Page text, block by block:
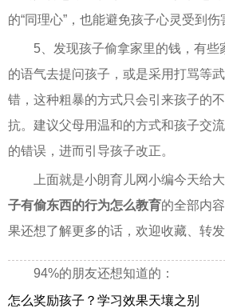
的“同理心”，也能避免孩子心灵受到伤
5、发现孩子偷拿家里的钱，有些
的语气去提问孩子，或是采用打骂等
错，这种粗暴的方式只会引来孩子的
抗。建议父母用温和的方式和孩子交
的错误，进而引导孩子改正。
上面就是小朗育儿网小编今天给
子有偷东西的行为怎么教育的全部内
果还想了解更多的话，欢迎收藏、转发
94%的朋友还想知道的：
怎么奖励孩子？学习效果天壤之别